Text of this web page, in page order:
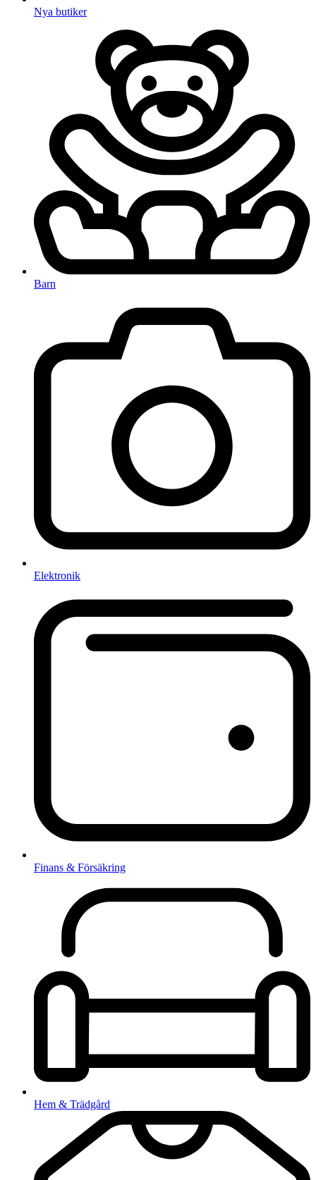
Nya butiker
Barn
Elektronik
Finans & Försäkring
Hem & Trädgård